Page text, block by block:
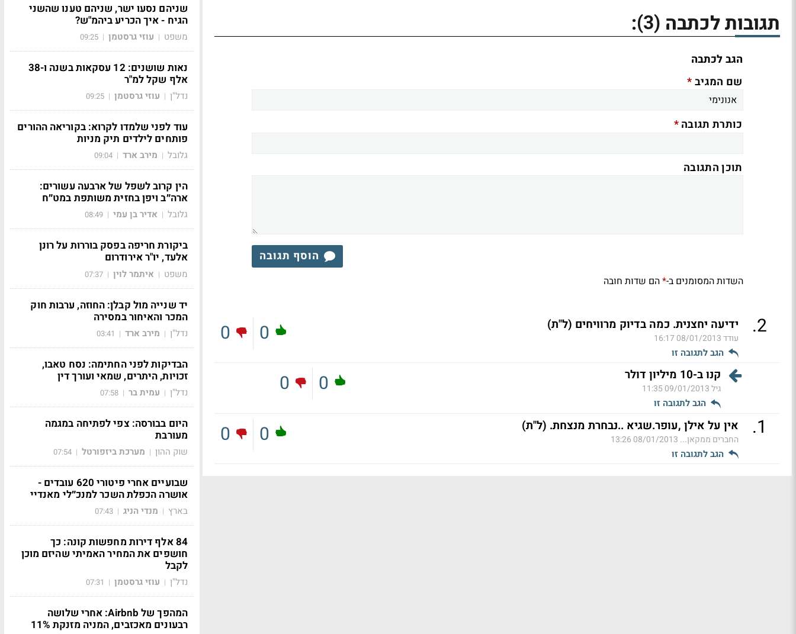
תגובות לכתבה (3)
:
הגב לכתבה
שם המגיב*
כותרת תגובה*
תוכן התגובה
הוסף תגובה
השדות המסומנים ב-*הם שדות חובה
2
. ידיעה יחצנית. כמה בדיוק מרוויחים (ל"ת)
עודד08/01/2013 16:17
הגב לתגובה זו
0
0
קנו ב-10 מיליון דולר
גיל09/01/2013 11:35
הגב לתגובה זו
0
0
1
. אין על אילן ,עופר.שגיא ..נבחרת מנצחת. (ל"ת)
החברים ממקאן... 08/01/2013 13:26
הגב לתגובה זו
0
0
שניהם נסעו ישר, שניהם טענו שהשני
הגיח - איך הכריע ביהמ"ש?
משפט | עוזי גרסטמן |
09:25
נאות שושנים: 12 עסקאות בשנה ו-38
אלף שקל למ"ר
נדל"ן | עוזי גרסטמן |
09:25
עוד לפני שלמדו לקרוא: בקוריאה ההורים
פותחים לילדים תיק מניות
גלובל | מירב ארד |
09:04
הין קרוב לשפל של ארבעה עשורים:
ארה״ב ויפן בחזית משותפת במט״ח
גלובל | אדיר בן עמי |
08:49
ביקורת חריפה בפסק בוררות על רונן
אלעד, יו"ר אירודרום
משפט | איתמר לוין |
07:37
יד שנייה מול קבלן: החוזה, ערבות חוק
המכר והאיחור במסירה
נדל"ן | מירב ארד |
03:41
הבדיקות לפני החתימה: נסח טאבו,
זכויות, היתרים, שמאי ועורך דין
נדל"ן | עמית בר |
07:58
היום בבורסה: צפי לפתיחה במגמה
מעורבת
שוק ההון | מערכת ביזפורטל |
07:54
שבועיים אחרי פיטורי 620 עובדים -
אושרה הכפלת השכר למנכ״לי מאנדיי
בארץ | מנדי הניג |
07:43
84 אלף דירות מחפשות קונה: כך
חושפים את המחיר האמיתי שהיזם מוכן
לקבל
נדל"ן | עוזי גרסטמן |
07:31
המהפך של Airbnb: אחרי שלושה
רבעונים מאכזבים, המניה מזנקת 11%